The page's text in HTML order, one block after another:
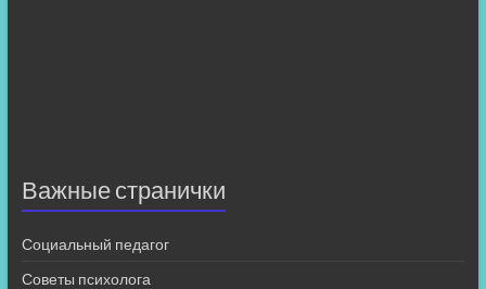
Важные странички
Социальный педагог
Советы психолога